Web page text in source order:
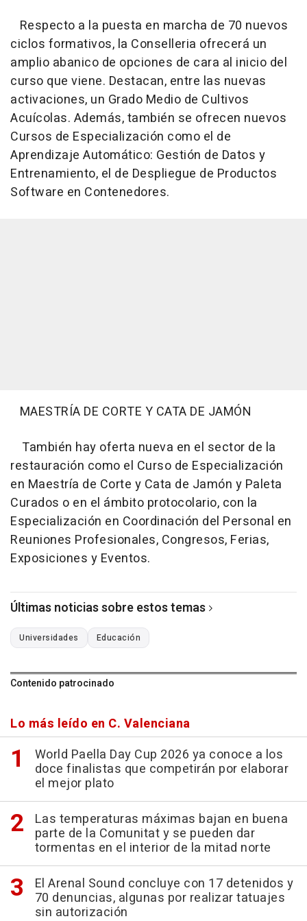
Respecto a la puesta en marcha de 70 nuevos
ciclos formativos, la Conselleria ofrecerá un
amplio abanico de opciones de cara al inicio del
curso que viene. Destacan, entre las nuevas
activaciones, un Grado Medio de Cultivos
Acuícolas. Además, también se ofrecen nuevos
Cursos de Especialización como el de
Aprendizaje Automático: Gestión de Datos y
Entrenamiento, el de Despliegue de Productos
Software en Contenedores.
MAESTRÍA DE CORTE Y CATA DE JAMÓN
También hay oferta nueva en el sector de la
restauración como el Curso de Especialización
en Maestría de Corte y Cata de Jamón y Paleta
Curados o en el ámbito protocolario, con la
Especialización en Coordinación del Personal en
Reuniones Profesionales, Congresos, Ferias,
Exposiciones y Eventos.
Últimas noticias sobre estos temas
Universidades Educación
Contenido patrocinado
Lo más leído en C. Valenciana
World Paella Day Cup 2026 ya conoce a los
doce finalistas que competirán por elaborar
el mejor plato
Las temperaturas máximas bajan en buena
parte de la Comunitat y se pueden dar
tormentas en el interior de la mitad norte
El Arenal Sound concluye con 17 detenidos y
70 denuncias, algunas por realizar tatuajes
sin autorización